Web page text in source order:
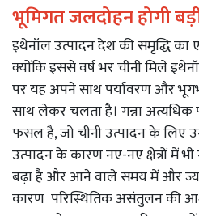
भूमिगत जलदोहन होगी
इथेनॉल उत्पादन देश की समृद्धि का
क्योंकि इससे वर्ष भर चीनी मिलें
पर यह अपने साथ पर्यावरण और
साथ लेकर चलता है। गन्ना अत्यधिक
फसल है, जो चीनी उत्पादन के लिए
उत्पादन के कारण नए-नए क्षेत्रों में भी
बढ़ा है और आने वाले समय में और
कारण परिस्थितिक असंतुलन की